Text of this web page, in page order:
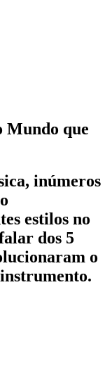
Mundo que
inúmeros
estilos no
dos 5
o